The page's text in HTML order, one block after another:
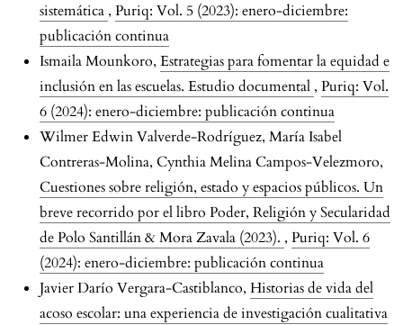
sistemática , Puriq: Vol. 5 (2023): enero-diciembre:
publicación continua
Ismaila Mounkoro, Estrategias para fomentar la equidad e
inclusión en las escuelas. Estudio documental , Puriq: Vol.
6 (2024): enero-diciembre: publicación continua
Wilmer Edwin Valverde-Rodríguez, María Isabel
Contreras-Molina, Cynthia Melina Campos-Velezmoro,
Cuestiones sobre religión, estado y espacios públicos. Un
breve recorrido por el libro Poder, Religión y Secularidad
de Polo Santillán & Mora Zavala (2023). , Puriq: Vol. 6
(2024): enero-diciembre: publicación continua
Javier Darío Vergara-Castiblanco, Historias de vida del
acoso escolar: una experiencia de investigación cualitativa